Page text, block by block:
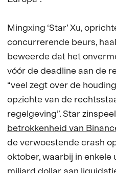
Mingxing ‘Star’ Xu,
concurrerende beurs,
beweerde dat het
vóór de deadline aan de
“veel zegt over de
opzichte van de
regelgeving”. Star
betrokkenheid van
de verwoestende crash
oktober, waarbij in enkele